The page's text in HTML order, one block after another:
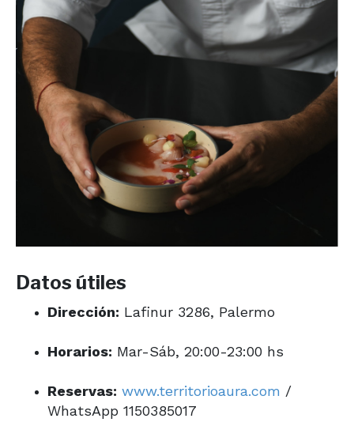
Datos útiles
Dirección: Lafinur 3286, Palermo
Horarios: Mar-Sáb, 20:00-23:00 hs
Reservas: www.territorioaura.com /
WhatsApp 1150385017